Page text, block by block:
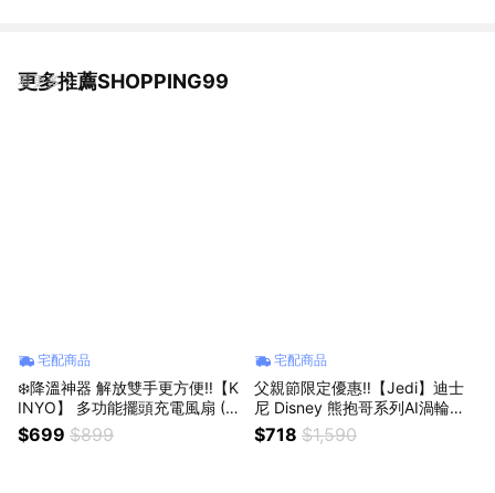
更多推薦SHOPPING99
看更多
宅配商品
❄️降溫神器 解放雙手更方便‼️【K
INYO】 多功能擺頭充電風扇 (U
F-4320)✨60度廣角✨媽媽解放
雙手✨推車也適用✨ (SHOPPIN
$699 $899
宅配商品
父親節限定優惠‼️【Jedi】迪士
尼 Disney 熊抱哥系列AI渦輪掛
脖風扇✨自帶巨星風彩✨聖誕禮
物 交換禮物 聖誕節 (SHOPPING
$718 $1,590